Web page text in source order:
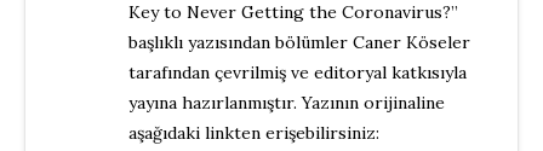
Key to Never Getting the Coronavirus?”
başlıklı yazısından bölümler Caner Köseler
tarafından çevrilmiş ve editoryal katkısıyla
yayına hazırlanmıştır. Yazının orijinaline
aşağıdaki linkten erişebilirsiniz: